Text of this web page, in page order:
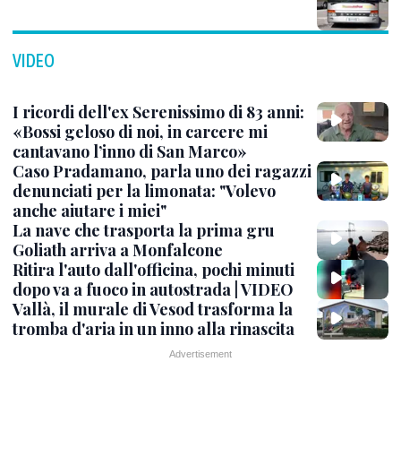
VIDEO
I ricordi dell'ex Serenissimo di 83 anni:
«Bossi geloso di noi, in carcere mi
cantavano l’inno di San Marco»
Caso Pradamano, parla uno dei ragazzi
denunciati per la limonata: "Volevo
anche aiutare i miei"
La nave che trasporta la prima gru
Goliath arriva a Monfalcone
Ritira l'auto dall'officina, pochi minuti
dopo va a fuoco in autostrada | VIDEO
Vallà, il murale di Vesod trasforma la
tromba d'aria in un inno alla rinascita